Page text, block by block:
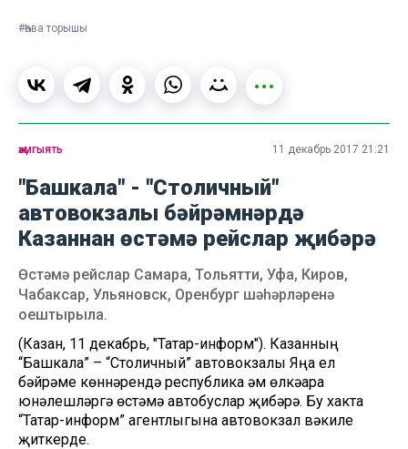
#Һава торышы
җәмгыять 11 декабрь 2017 21:21
"Башкала" - "Столичный"
автовокзалы бәйрәмнәрдә
Казаннан өстәмә рейслар җибәрә
Өстәмә рейслар Самара, Тольятти, Уфа, Киров,
Чабаксар, Ульяновск, Оренбург шәһәрләренә
оештырыла.
(Казан, 11 декабрь, "Татар-информ"). Казанның
“Башкала” – “Столичный” автовокзалы Яңа ел
бәйрәме көннәрендә республика һәм өлкәара
юнәлешләргә өстәмә автобуслар җибәрә. Бу хакта
“Татар-информ” агентлыгына автовокзал вәкиле
җиткерде.